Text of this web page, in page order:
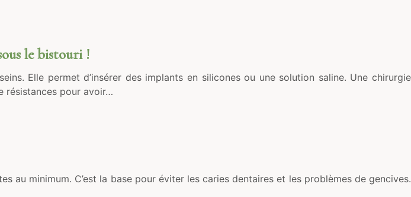
le bistouri !
Elle permet d’insérer des implants en silicones ou une solution saline. Une chirurgie
résistances pour avoir…
au minimum. C’est la base pour éviter les caries dentaires et les problèmes de gencives.